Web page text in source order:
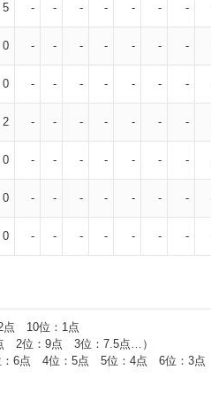
5 - - - - - - -
0 - - - - - - -
0 - - - - - - -
2 - - - - - - -
0 - - - - - - -
0 - - - - - - -
0 - - - - - - -
10位：1点
2位：9点 3位：7.5点…）
位：6点 4位：5点 5位：4点 6位：3